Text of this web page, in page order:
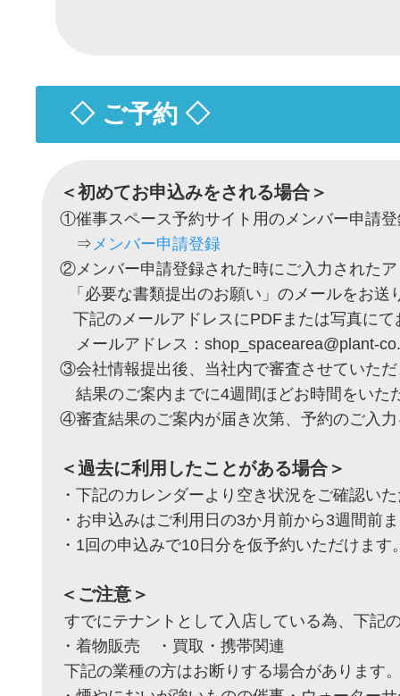
◇ ご予約 ◇
＜初めてお申込みをされる場合＞
①催事スペース予約サイト用のメンバー申請
⇒メンバー申請登録
②メンバー申請登録された時にご入力された
「必要な書類提出のお願い」のメールをお
下記のメールアドレスにPDFまたは写真にて
メールアドレス：shop_spacearea@plant-
③会社情報提出後、当社内で審査させていた
結果のご案内までに4週間ほどお時間をいた
④審査結果のご案内が届き次第、予約のご入
＜過去に利用したことがある場合＞
・下記のカレンダーより空き状況をご確認い
・お申込みはご利用日の3か月前から3週間前
・1回の申込みで10日分を仮予約いただけます
＜ご注意＞
すでにテナントとして入店している為、下記
・着物販売 ・買取・携帯関連
下記の業種の方はお断りする場合があります